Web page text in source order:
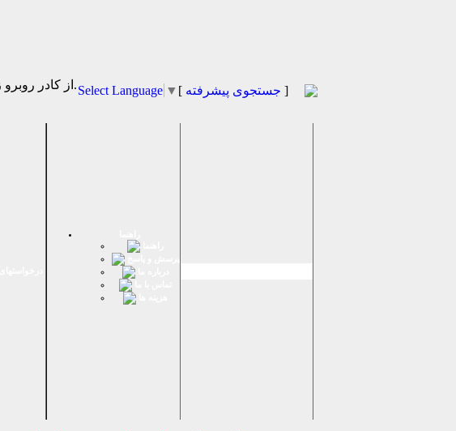
از كادر روبرو زبان مورد نظر را انتخاب نماييد.Select Language ▼ [ جستجوی پیشرفته ]